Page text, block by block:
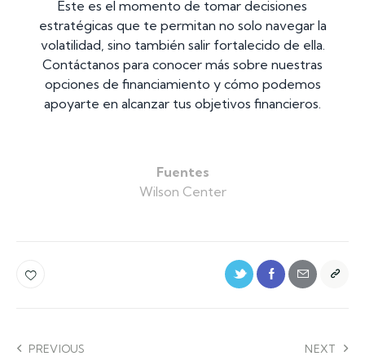
Este es el momento de tomar decisiones
estratégicas que te permitan no solo navegar la
volatilidad, sino también salir fortalecido de ella.
Contáctanos para conocer más sobre nuestras
opciones de financiamiento y cómo podemos
apoyarte en alcanzar tus objetivos financieros.
Fuentes
Wilson Center
PREVIOUS NEXT